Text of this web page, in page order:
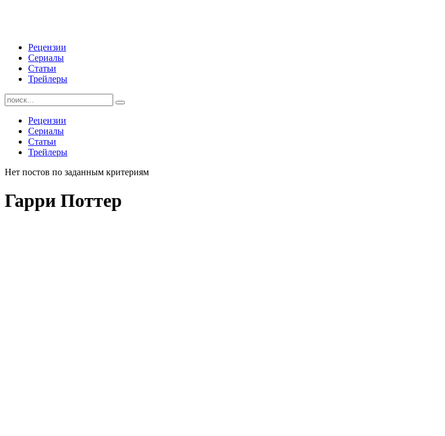
Рецензии
Сериалы
Статьи
Трейлеры
Найти:
Рецензии
Сериалы
Статьи
Трейлеры
Нет постов по заданным критериям
Гарри Поттер